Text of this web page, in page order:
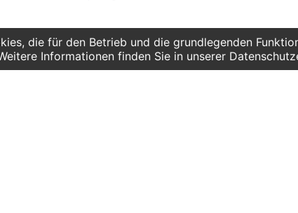
die für den Betrieb und die grundlegenden
Informationen finden Sie in unserer